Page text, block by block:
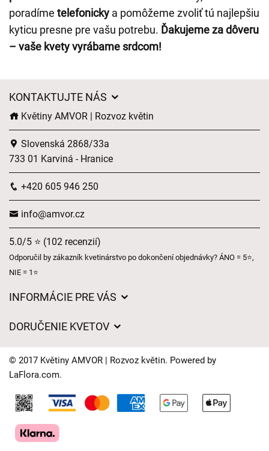
poradíme telefonicky a pomôžeme zvoliť tú najlepšiu
kyticu presne pre vašu potrebu. Ďakujeme za dôveru
– vaše kvety vyrábame srdcom!
KONTAKTUJTE NÁS
Květiny AMVOR | Rozvoz květin
Slovenská 2868/33a
733 01 Karviná - Hranice
+420 605 946 250
info@amvor.cz
5.0/5 ⭐ (102 recenzií)
Odporučil by zákazník kvetinárstvo po dokončení objednávky? ÁNO = 5⭐,
NIE = 1⭐
INFORMÁCIE PRE VÁS
Časy doručenia kvetov – prehľad možností
DORUČENIE KVETOV
Kam doručujeme kvety
Kontaktujte nás
© 2017 Květiny AMVOR | Rozvoz květin. Powered by
LaFlora.com.